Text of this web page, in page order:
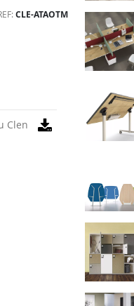
CLE-ATAOTM
Clen